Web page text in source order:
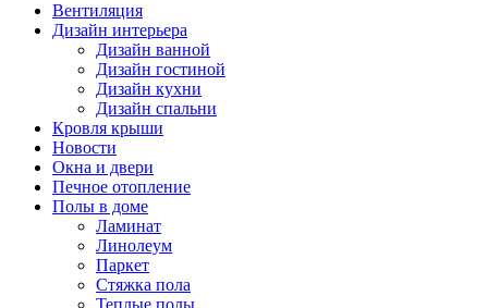
Вентиляция
Дизайн интерьера
Дизайн ванной
Дизайн гостиной
Дизайн кухни
Дизайн спальни
Кровля крыши
Новости
Окна и двери
Печное отопление
Полы в доме
Ламинат
Линолеум
Паркет
Стяжка пола
Теплые полы